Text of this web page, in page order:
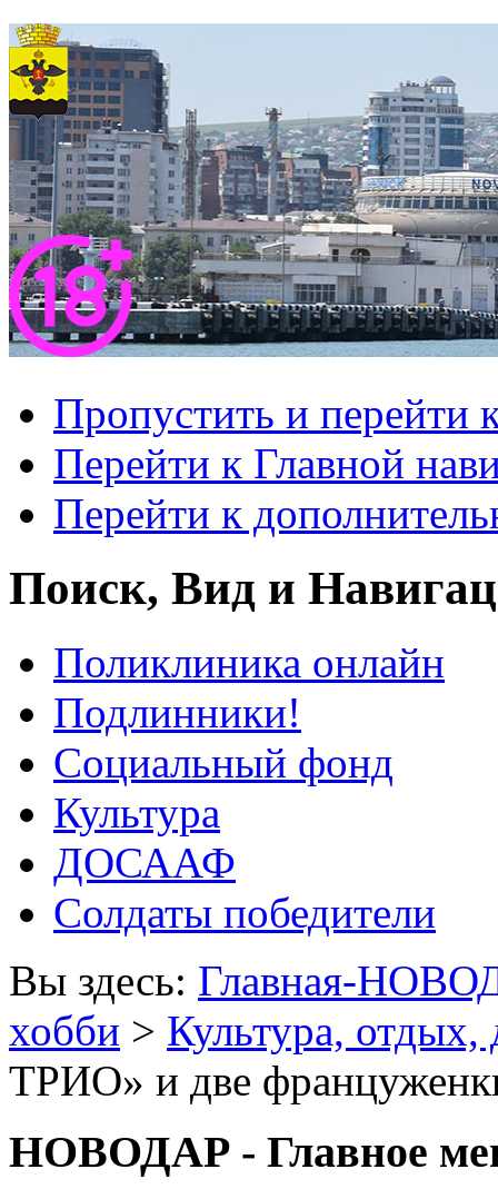
Пропустить и перейти
Перейти к Главной
Перейти к
Поиск, Вид и
Поликлиника онлайн
Подлинники!
Социальный фонд
Культура
ДОСААФ
Солдаты победители
Вы здесь: Главная-
хобби > Культура, отдых,
ТРИО» и две
НОВОДАР - Главное